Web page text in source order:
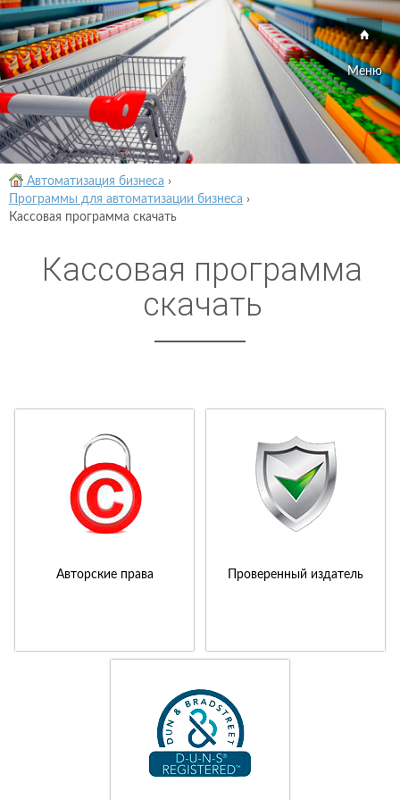
Меню
Автоматизация бизнеса ›
Программы для автоматизации бизнеса ›
Кассовая программа скачать
Кассовая программа
скачать
Авторские права Проверенный издатель